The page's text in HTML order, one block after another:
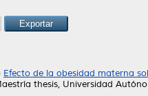
Efecto de la obesidad materna
thesis, Universidad